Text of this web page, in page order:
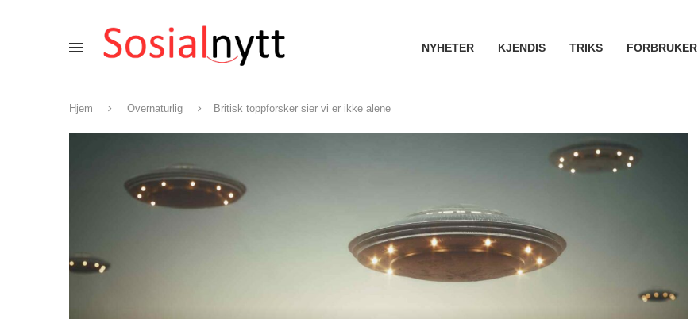
NYHETER KJENDIS TRIKS FORBRUKER
Hjem Overnaturlig Britisk toppforsker sier vi er ikke alene